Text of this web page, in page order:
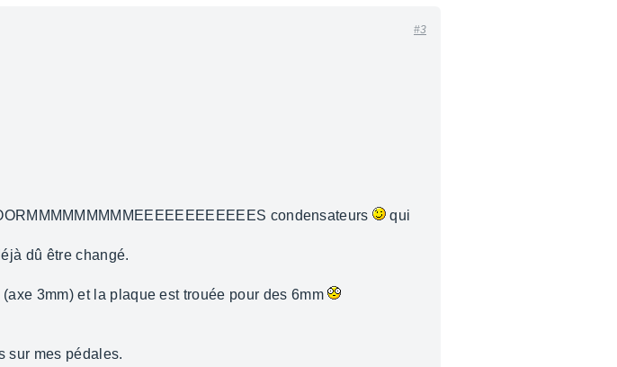
#3
condensateurs
qui
dû être changé.
3mm) et la plaque est trouée pour des 6mm
sur mes pédales.